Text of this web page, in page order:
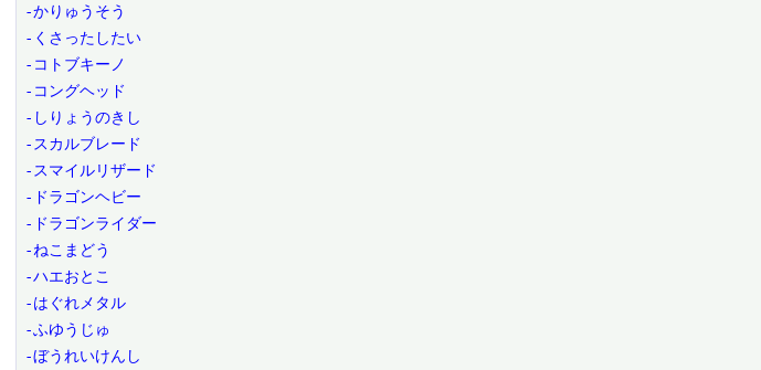
-かりゅうそう
-くさったしたい
-コトブキーノ
-コングヘッド
-しりょうのきし
-スカルブレード
-スマイルリザード
-ドラゴンヘビー
-ドラゴンライダー
-ねこまどう
-ハエおとこ
-はぐれメタル
-ふゆうじゅ
-ぼうれいけんし